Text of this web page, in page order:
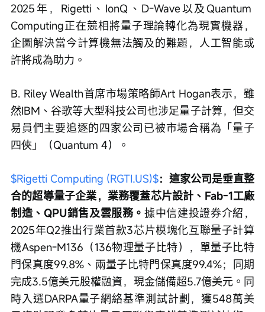
2025年，Rigetti、IonQ、D-Wave以及Quantum
Computing正在競相將量子理論轉化為現實機器，
企圖解決當今計算機無法觸及的難題，人工智能或
許將成為助力。
B. Riley Wealth首席市場策略師Art Hogan表示，雖
然IBM、谷歌等大型科技公司也涉足量子計算，但交
易員們主要追逐的四家公司已被市場合稱為「量子
四俠」（Quantum 4）。
$Rigetti Computing (RGTI.US)$：這家公司是垂直整
合的超導量子企業，業務覆蓋芯片設計、Fab-1工廠
制造、QPU銷售及雲服務。據中信建投證券介紹，
2025年Q2推出行業首款3芯片模塊化互聯量子計算
機Aspen-M136（136物理量子比特），單量子比特
門保真度99.8%、兩量子比特門保真度99.4%；同期
完成3.5億美元股權融資，現金儲備超5.7億美元。同
時入選DARPA量子網絡基準測試計劃，獲548萬美